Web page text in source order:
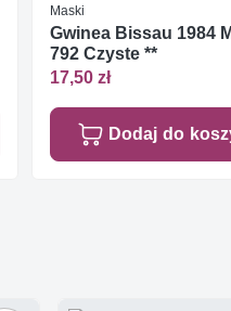
Maski
Gwinea Bissau 1984
792 Czyste **
17,50 zł
Dodaj do